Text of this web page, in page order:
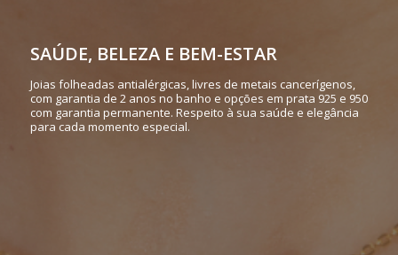
SAÚDE, BELEZA E BEM-ESTAR
Joias folheadas antialérgicas, livres de metais cancerígenos,
com garantia de 2 anos no banho e opções em prata 925 e 950
com garantia permanente. Respeito à sua saúde e elegância
para cada momento especial.